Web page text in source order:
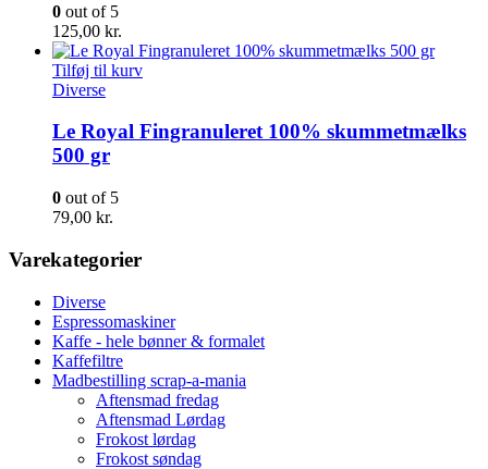
0 out of 5
125,00 kr.
Tilføj til kurv
Diverse
Le Royal Fingranuleret 100% skummetmælks
500 gr
0 out of 5
79,00 kr.
Varekategorier
Diverse
Espressomaskiner
Kaffe - hele bønner & formalet
Kaffefiltre
Madbestilling scrap-a-mania
Aftensmad fredag
Aftensmad Lørdag
Frokost lørdag
Frokost søndag